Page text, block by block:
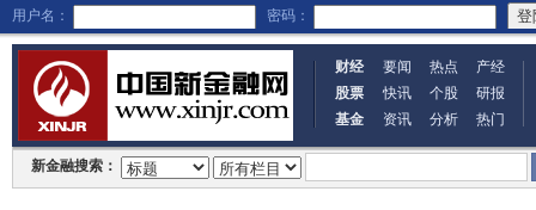
用户名： 密码：
财经 要闻 热点
产经
股票
快讯 个股
研报
基金
资讯 分析 热门
新金融搜索：